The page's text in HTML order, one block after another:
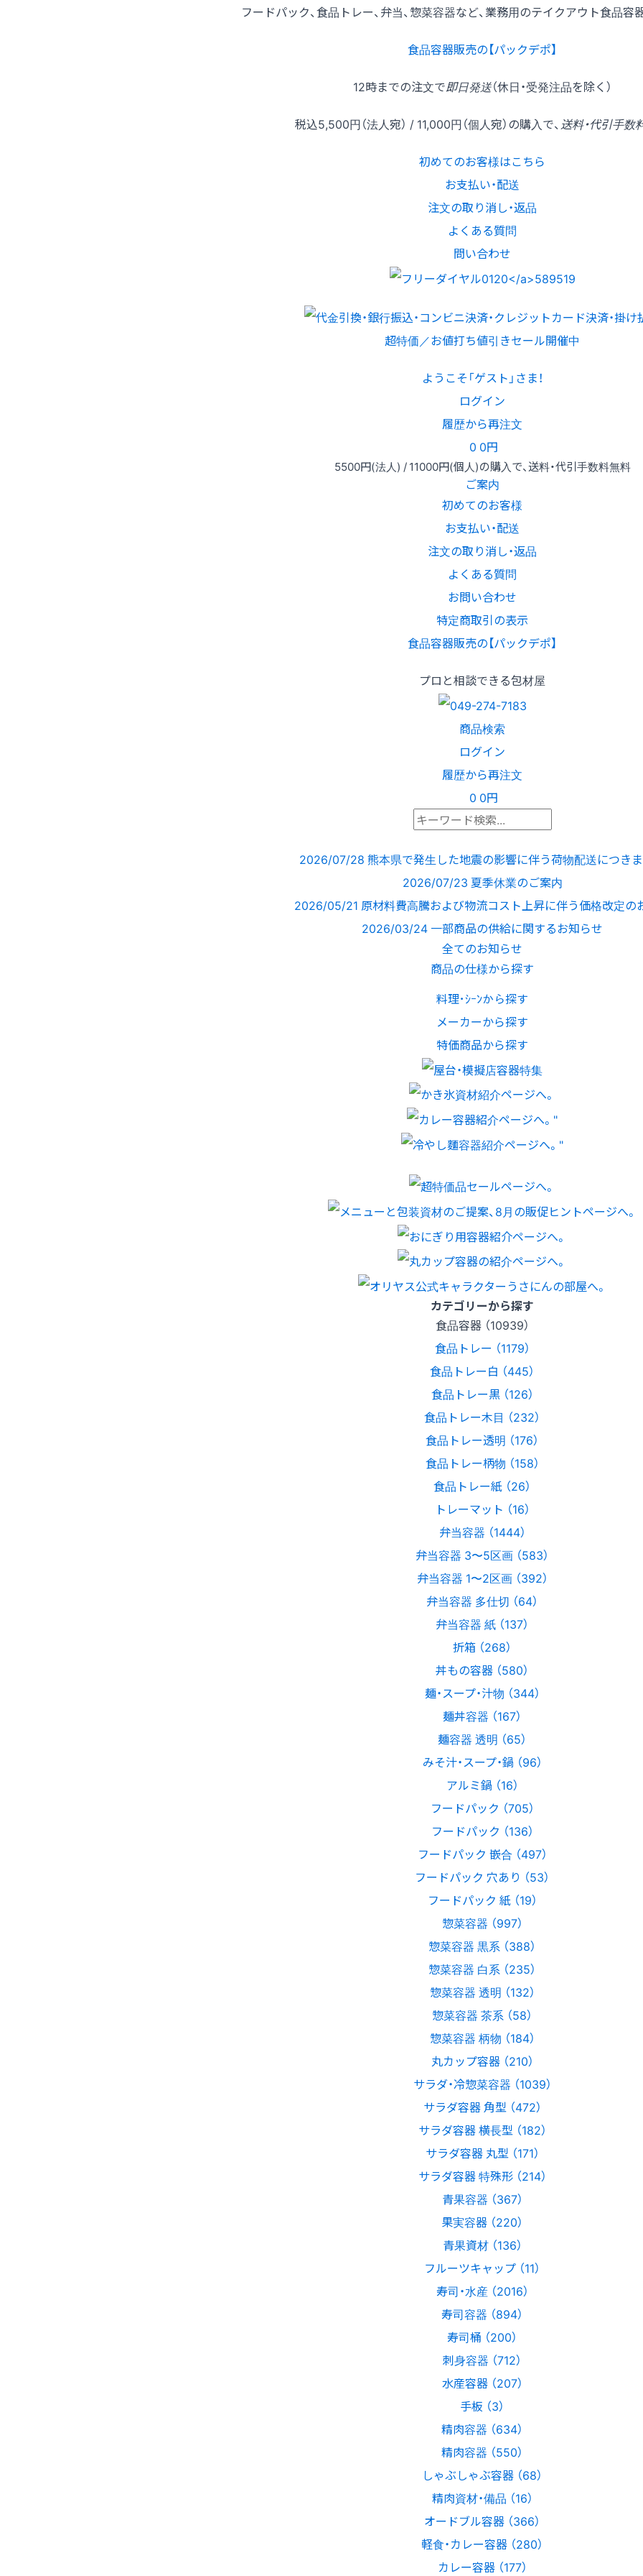
フードパック、食品トレー、弁当、惣菜容器など、業務用のテイクアウト食品容
食品容器販売の【パックデポ】
12時までの注文で即日発送（休日・受発注品を除く）
税込5,500円（法人宛） / 11,000円（個人宛）の購入で、 送料・代引手数
初めてのお客様はこちら
お支払い・配送
注文の取り消し・返品
よくある質問
問い合わせ
超特価／お値打ち値引きセール開催中
ようこそ「ゲスト」さま！
ログイン
履歴から再注文
0 0円
5500円(法人) /11000円(個人)の購入で、送料・代引手数料無料
ご案内
初めてのお客様
お支払い・配送
注文の取り消し・返品
よくある質問
お問い合わせ
特定商取引の表示
食品容器販売の【パックデポ】
プロと相談できる包材屋
商品検索
ログイン
履歴から再注文
0 0円
2026/07/28 熊本県で発生した地震の影響に伴う荷物配送につき
2026/07/23 夏季休業のご案内
2026/05/21 原材料費高騰および物流コスト上昇に伴う価格改定の
2026/03/24 一部商品の供給に関するお知らせ
全てのお知らせ
商品の仕様から探す
料理･ｼｰﾝから探す
メーカーから探す
特価商品から探す
カテゴリーから探す
食品容器 （10939）
食品トレー （1179）
食品トレー白 （445）
食品トレー黒 （126）
食品トレー木目 （232）
食品トレー透明 （176）
食品トレー柄物 （158）
食品トレー紙 （26）
トレーマット （16）
弁当容器 （1444）
弁当容器 3〜5区画 （583）
弁当容器 1〜2区画 （392）
弁当容器 多仕切 （64）
弁当容器 紙 （137）
折箱 （268）
丼もの容器 （580）
麺・スープ・汁物 （344）
麺丼容器 （167）
麺容器 透明 （65）
みそ汁・スープ・鍋 （96）
アルミ鍋 （16）
フードパック （705）
フードパック （136）
フードパック 嵌合 （497）
フードパック 穴あり （53）
フードパック 紙 （19）
惣菜容器 （997）
惣菜容器 黒系 （388）
惣菜容器 白系 （235）
惣菜容器 透明 （132）
惣菜容器 茶系 （58）
惣菜容器 柄物 （184）
丸カップ容器 （210）
サラダ・冷惣菜容器 （1039）
サラダ容器 角型 （472）
サラダ容器 横長型 （182）
サラダ容器 丸型 （171）
サラダ容器 特殊形 （214）
青果容器 （367）
果実容器 （220）
青果資材 （136）
フルーツキャップ （11）
寿司・水産 （2016）
寿司容器 （894）
寿司桶 （200）
刺身容器 （712）
水産容器 （207）
手板 （3）
精肉容器 （634）
精肉容器 （550）
しゃぶしゃぶ容器 （68）
精肉資材・備品 （16）
オードブル容器 （366）
軽食・カレー容器 （280）
カレー容器 （177）